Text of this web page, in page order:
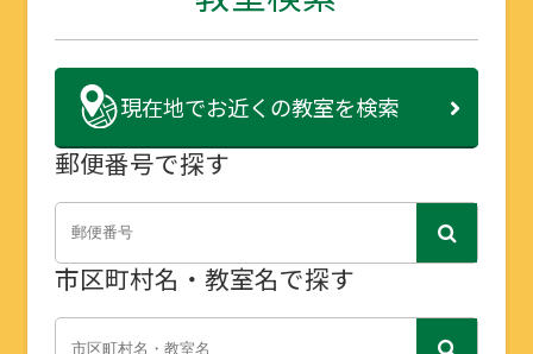
現在地でお近くの教室を検索
郵便番号で探す
市区町村名・教室名で探す